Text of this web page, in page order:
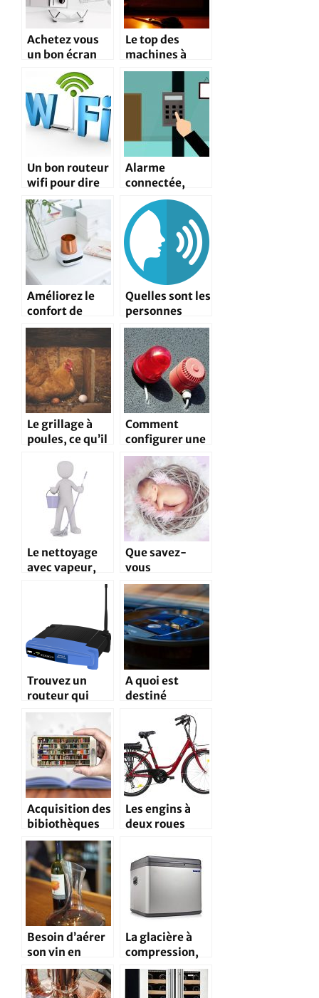
Achetez vous
un bon écran
professionnel
Le top des
machines à
broder en
Un bon routeur
wifi pour dire
adieu aux
problèmes de
connexion
Alarme
connectée,
commandez la
vôtre
Améliorez le
confort de
votre maison
grâce aux têtes
connectées
Quelles sont les
personnes
visées par le
marché des
assistants
vocaux ?
Le grillage à
poules, ce qu’il
Comment
configurer une
alarme
connectée pour
sa maison ?
Le nettoyage
avec vapeur,
Que savez-
vous
réellement des
lits cabanes?
Trouvez un
routeur qui
vous convienne
A quoi est
destiné
l’utilisation
d’un aspirateur
professionnel ?
Acquisition des
bibiothèques
électroniques
via le
téléphone
mobile
Les engins à
deux roues
pour protéger
l’environneme
nt
Besoin d’aérer
son vin en
toute
élégance?
La glacière à
compression,
un accessoire